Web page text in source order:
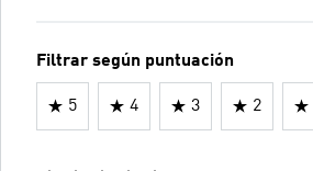
Filtrar según puntuación
5 4 3 2